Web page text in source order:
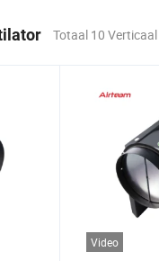
Totaal 10
Video